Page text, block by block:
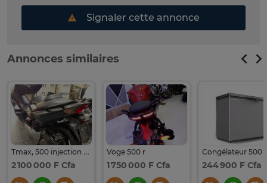
Signaler cette annonce
Annonces similaires
Tmax, 500 injection 2010 variateur avant arrière avec Cmc
2 100 000 F Cfa
Voge 500 r
1 750 000 F Cfa 244 900 F Cfa